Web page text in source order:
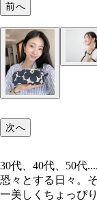
前へ
次へ
30代、40代、50代
恐々とする日々。
一美しくちょっぴ